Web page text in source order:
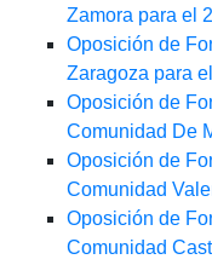
Zamora para el
Oposición de
Zaragoza para
Oposición de
Comunidad De
Oposición de
Comunidad
Oposición de
Comunidad